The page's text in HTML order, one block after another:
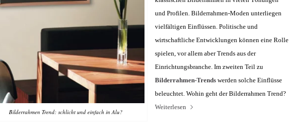
Bilderrahmen Trend: schlicht und einfach in Alu?
und Profilen. Bilderrahmen-Moden unterliegen
vielfältigen Einflüssen. Politische und
wirtschaftliche Entwicklungen können eine Rolle
spielen, vor allem aber Trends aus der
Einrichtungsbranche. Im zweiten Teil zu
Bilderrahmen-Trends werden solche Einflüsse
beleuchtet. Wohin geht der Bilderrahmen Trend?
Weiterlesen